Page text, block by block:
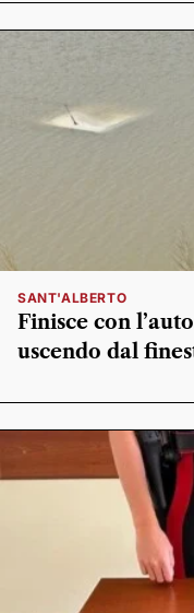
SANT'ALBERTO
Finisce con
uscendo dal